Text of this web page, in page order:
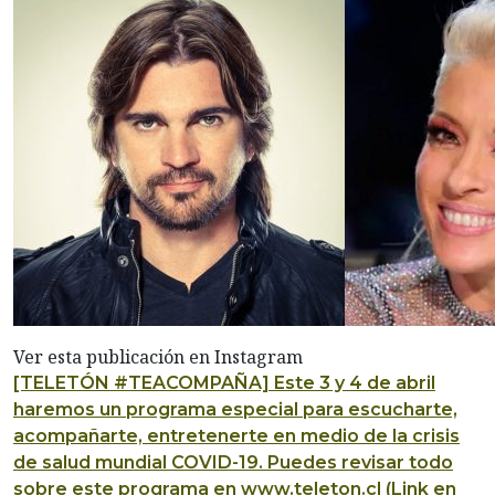
Ver esta publicación en Instagram
[TELETÓN #TEACOMPAÑA] Este 3 y 4 de abril
haremos un programa especial para escucharte,
acompañarte, entretenerte en medio de la crisis
de salud mundial COVID-19. Puedes revisar todo
sobre este programa en www.teleton.cl (Link en